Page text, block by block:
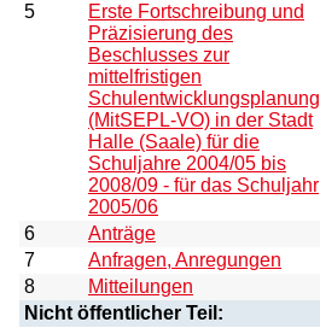
5
Erste Fortschreibung und
Präzisierung des
Beschlusses zur
mittelfristigen
Schulentwicklungsplanung
(MitSEPL-VO) in der Stadt
Halle (Saale) für die
Schuljahre 2004/05 bis
2008/09 - für das Schuljahr
2005/06
6
Anträge
7
Anfragen, Anregungen
8
Mitteilungen
Nicht öffentlicher Teil: